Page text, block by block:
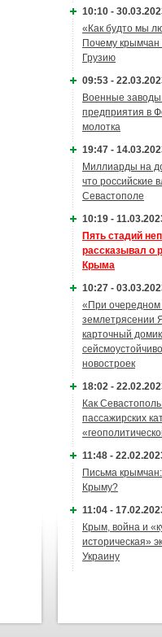
10:10 -
«Как будто мы
Почему крымчан
Грузию
09:53 -
Военные заводы
предприятия в
молотка
19:47 -
Миллиарды на
что российские
Севастополе
10:19 -
Пять стадий
рассказывал о
Крыма
10:27 -
«При очередном
землетрясении
карточный
новостроек
18:02 -
Как
пассажирских
11:48 -
Письма
Крыму?
11:04 -
Крым, война и
историческая»
Украину